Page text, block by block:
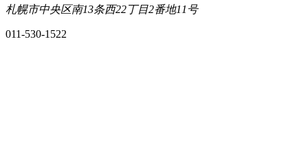
札幌市中央区南13条西22丁目2番地11号
011-530-1522